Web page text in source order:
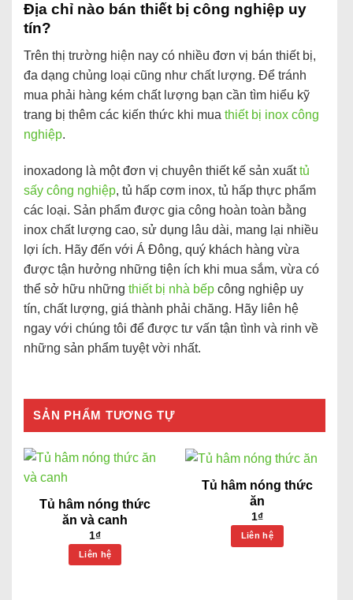
Địa chỉ nào bán thiết bị công nghiệp uy
tín?
Trên thị trường hiện nay có nhiều đơn vị bán thiết bị,
đa dạng chủng loại cũng như chất lượng. Để tránh
mua phải hàng kém chất lượng bạn cần tìm hiểu kỹ
trang bị thêm các kiến thức khi mua thiết bị inox công
nghiệp.
inoxadong là một đơn vị chuyên thiết kế sản xuấttủ
sấy công nghiệp, tủ hấp cơm inox, tủ hấp thực phẩm
các loại. Sản phẩm được gia công hoàn toàn bằng
inox chất lượng cao, sử dụng lâu dài, mang lại nhiều
lợi ích. Hãy đến với Á Đông, quý khách hàng vừa
được tận hưởng những tiện ích khi mua sắm, vừa có
thể sở hữu những thiết bị nhà bếp công nghiệp uy
tín, chất lượng, giá thành phải chăng. Hãy liên hệ
ngay với chúng tôi để được tư vấn tận tình và rinh về
những sản phẩm tuyệt vời nhất.
SẢN PHẨM TƯƠNG TỰ
Tủ hâm nóng thức
ăn và canh
1₫
Liên hệ
Tủ hâm nóng thức
ăn
1₫
Liên hệ